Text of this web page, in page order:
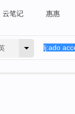
云笔记 惠惠